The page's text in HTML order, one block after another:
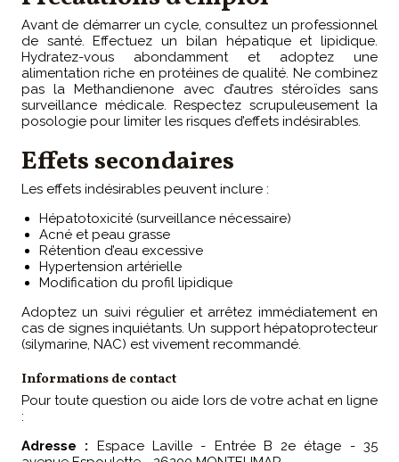
Avant de démarrer un cycle, consultez un professionnel
de santé. Effectuez un bilan hépatique et lipidique.
Hydratez-vous abondamment et adoptez une
alimentation riche en protéines de qualité. Ne combinez
pas la Methandienone avec d’autres stéroïdes sans
surveillance médicale. Respectez scrupuleusement la
posologie pour limiter les risques d’effets indésirables.
Effets secondaires
Les effets indésirables peuvent inclure :
Hépatotoxicité (surveillance nécessaire)
Acné et peau grasse
Rétention d’eau excessive
Hypertension artérielle
Modification du profil lipidique
Adoptez un suivi régulier et arrêtez immédiatement en
cas de signes inquiétants. Un support hépatoprotecteur
(silymarine, NAC) est vivement recommandé.
Informations de contact
Pour toute question ou aide lors de votre achat en ligne
:
Adresse : Espace Laville - Entrée B 2e étage - 35